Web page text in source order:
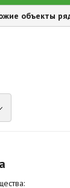
объекты